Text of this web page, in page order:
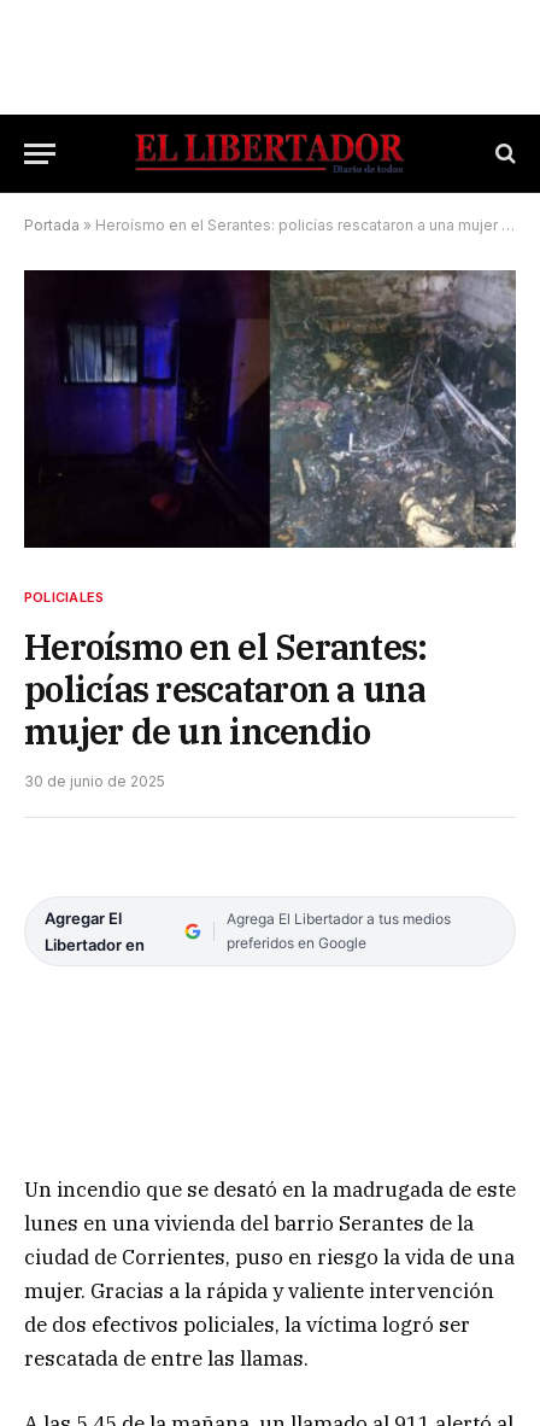
Portada » Heroísmo en el Serantes: policías rescataron a una mujer de un incendio
POLICIALES
Heroísmo en el Serantes:
policías rescataron a una
mujer de un incendio
30 de junio de 2025
Agregar El
Libertador en
Agrega El Libertador a tus medios
preferidos en Google
Un incendio que se desató en la madrugada de este
lunes en una vivienda del barrio Serantes de la
ciudad de Corrientes, puso en riesgo la vida de una
mujer. Gracias a la rápida y valiente intervención
de dos efectivos policiales, la víctima logró ser
rescatada de entre las llamas.